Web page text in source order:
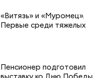
«Витязь» и «Муромец».
Первые среди тяжелых
Пенсионер подготовил